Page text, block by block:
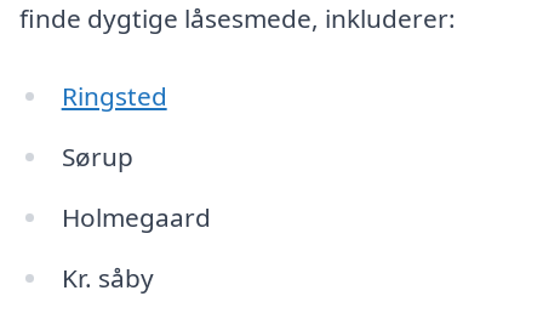
finde dygtige låsesmede, inkluderer:
Ringsted
Sørup
Holmegaard
Kr. såby